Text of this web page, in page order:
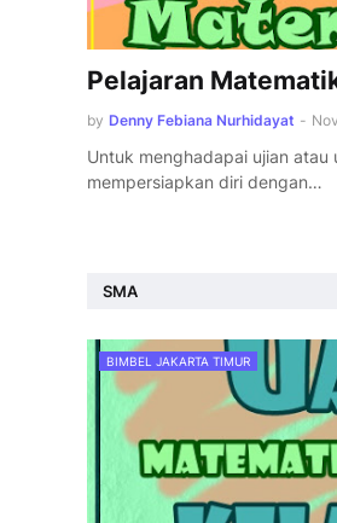
Pelajaran
by Denny Febiana Nurhidayat -
Untuk menghadapai ujian atau
mempersiapkan diri dengan…
SMA
BIMBEL JAKARTA TIMUR